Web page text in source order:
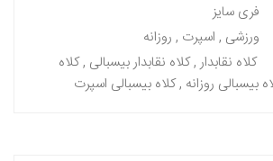
فری سایز
ورزشی , اسپرت , روزانه
کلاه نقابدار , کلاه نقابدار بیسبالی , کلاه
بیسبالی روزانه , کلاه بیسبالی اسپرت